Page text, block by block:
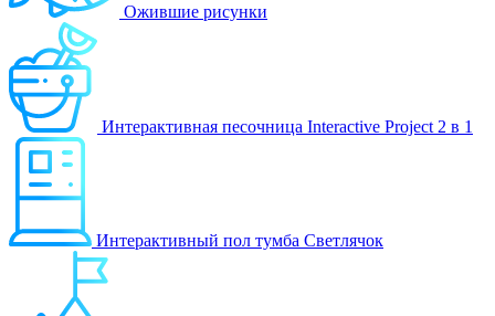
Ожившие рисунки
Интерактивная песочница Interactive Project 2 в 1
Интерактивный пол тумба Светлячок